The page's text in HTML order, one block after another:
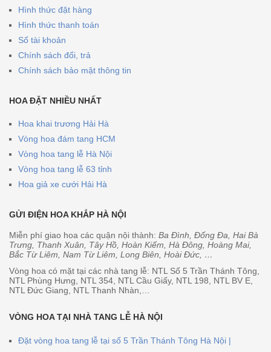
Hình thức đặt hàng
Hình thức thanh toán
Số tài khoản
Chính sách đổi, trả
Chính sách bảo mật thông tin
HOA ĐẶT NHIỀU NHẤT
Hoa khai trương Hải Hà
Vòng hoa đám tang HCM
Vòng hoa tang lễ Hà Nội
Vòng hoa tang lễ 63 tỉnh
Hoa giả xe cưới Hải Hà
GỬI ĐIỆN HOA KHẮP HÀ NỘI
Miễn phí giao hoa các quận nội thành: Ba Đình, Đống Đa, Hai Bà
Trưng, Thanh Xuân, Tây Hồ, Hoàn Kiếm, Hà Đông, Hoàng Mai,
Bắc Từ Liêm, Nam Từ Liêm, Long Biên, Hoài Đức, …
Vòng hoa có mặt tại các nhà tang lễ: NTL Số 5 Trần Thánh Tông,
NTL Phùng Hưng, NTL 354, NTL Cầu Giấy, NTL 198, NTL BV E,
NTL Đức Giang, NTL Thanh Nhàn,…
VÒNG HOA TẠI NHÀ TANG LỄ HÀ NỘI
Đặt vòng hoa tang lễ tại số 5 Trần Thánh Tông Hà Nội |